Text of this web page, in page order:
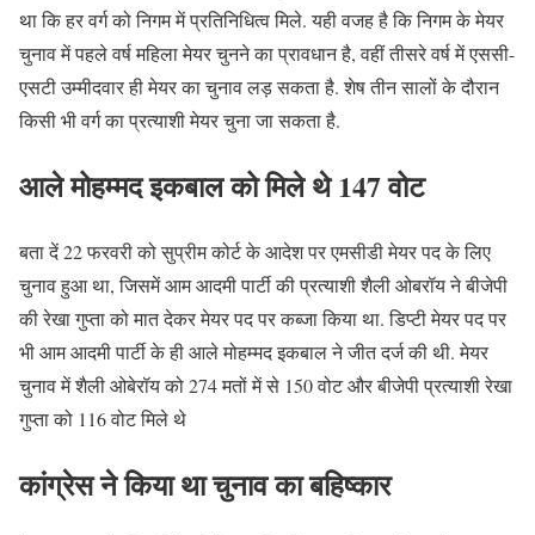
था कि हर वर्ग को निगम में प्रतिनिधित्व मिले. यही वजह है कि निगम के मेयर
चुनाव में पहले वर्ष महिला मेयर चुनने का प्रावधान है, वहीं तीसरे वर्ष में एससी-
एसटी उम्मीदवार ही मेयर का चुनाव लड़ सकता है. शेष तीन सालों के दौरान
किसी भी वर्ग का प्रत्याशी मेयर चुना जा सकता है.
आले मोहम्मद इकबाल को मिले थे 147 वोट
बता दें 22 फरवरी को सुप्रीम कोर्ट के आदेश पर एमसीडी मेयर पद के लिए
चुनाव हुआ था, जिसमें आम आदमी पार्टी की प्रत्याशी शैली ओबरॉय ने बीजेपी
की रेखा गुप्ता को मात देकर मेयर पद पर कब्जा किया था. डिप्टी मेयर पद पर
भी आम आदमी पार्टी के ही आले मोहम्मद इकबाल ने जीत दर्ज की थी. मेयर
चुनाव में शैली ओबेरॉय को 274 मतों में से 150 वोट और बीजेपी प्रत्याशी रेखा
गुप्ता को 116 वोट मिले थे
कांग्रेस ने किया था चुनाव का बहिष्कार